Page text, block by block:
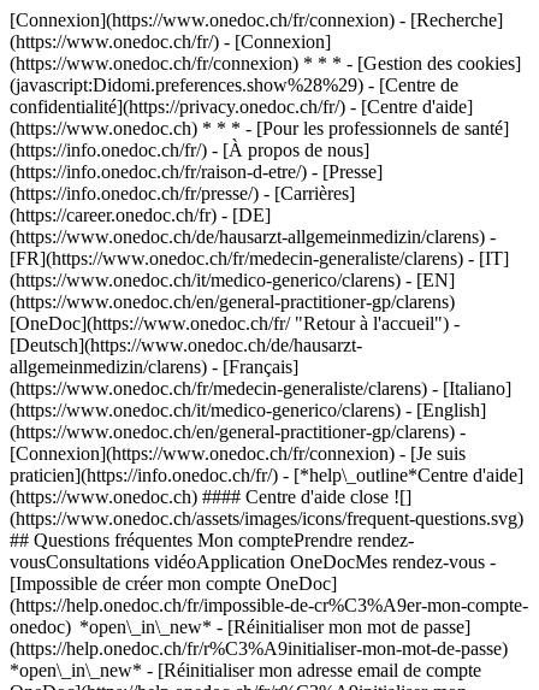
[Connexion](https://www.onedoc.ch/fr/connexion) - [Recherche]
(https://www.onedoc.ch/fr/) - [Connexion]
(https://www.onedoc.ch/fr/connexion) * * * - [Gestion des cookies]
(javascript:Didomi.preferences.show%28%29) - [Centre de
confidentialité](https://privacy.onedoc.ch/fr/) - [Centre d'aide]
(https://www.onedoc.ch) * * * - [Pour les professionnels de santé]
(https://info.onedoc.ch/fr/) - [À propos de nous]
(https://info.onedoc.ch/fr/raison-d-etre/) - [Presse]
(https://info.onedoc.ch/fr/presse/) - [Carrières]
(https://career.onedoc.ch/fr) - [DE]
(https://www.onedoc.ch/de/hausarzt-allgemeinmedizin/clarens) -
[FR](https://www.onedoc.ch/fr/medecin-generaliste/clarens) - [IT]
(https://www.onedoc.ch/it/medico-generico/clarens) - [EN]
(https://www.onedoc.ch/en/general-practitioner-gp/clarens)
[OneDoc](https://www.onedoc.ch/fr/ "Retour à l'accueil") -
[Deutsch](https://www.onedoc.ch/de/hausarzt-
allgemeinmedizin/clarens) - [Français]
(https://www.onedoc.ch/fr/medecin-generaliste/clarens) - [Italiano]
(https://www.onedoc.ch/it/medico-generico/clarens) - [English]
(https://www.onedoc.ch/en/general-practitioner-gp/clarens) -
[Connexion](https://www.onedoc.ch/fr/connexion) - [Je suis
praticien](https://info.onedoc.ch/fr/) - [*help\_outline*Centre d'aide]
(https://www.onedoc.ch) #### Centre d'aide close ![]
(https://www.onedoc.ch/assets/images/icons/frequent-questions.svg)
## Questions fréquentes Mon comptePrendre rendez-
vousConsultations vidéoApplication OneDocMes rendez-vous -
[Impossible de créer mon compte OneDoc]
(https://help.onedoc.ch/fr/impossible-de-cr%C3%A9er-mon-compte-
onedoc) *open\_in\_new* - [Réinitialiser mon mot de passe]
(https://help.onedoc.ch/fr/r%C3%A9initialiser-mon-mot-de-passe)
*open\_in\_new* - [Réinitialiser mon adresse email de compte